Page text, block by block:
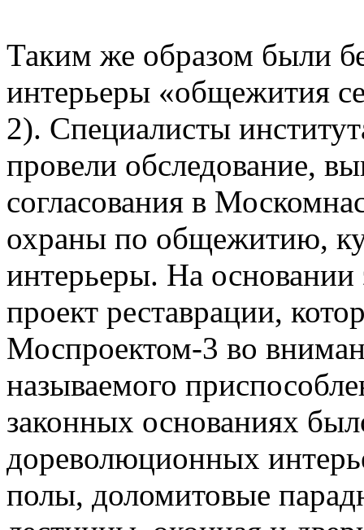
Таким же образом были
интерьеры «общежития
2). Специалисты
провели обследование,
согласования в
охраны по общежитию,
интерьеры. На
проект реставрации,
Моспроектом-3 во
называемого
законных основаниях
дореволюционных
полы, доломитовые